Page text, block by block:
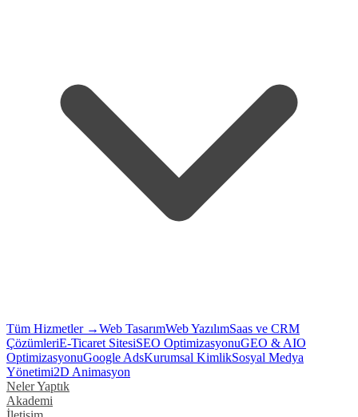
Tüm Hizmetler →Web TasarımWeb YazılımSaas ve CRM
ÇözümleriE-Ticaret SitesiSEO OptimizasyonuGEO & AIO
OptimizasyonuGoogle AdsKurumsal KimlikSosyal Medya
Yönetimi2D Animasyon
Neler Yaptık
Akademi